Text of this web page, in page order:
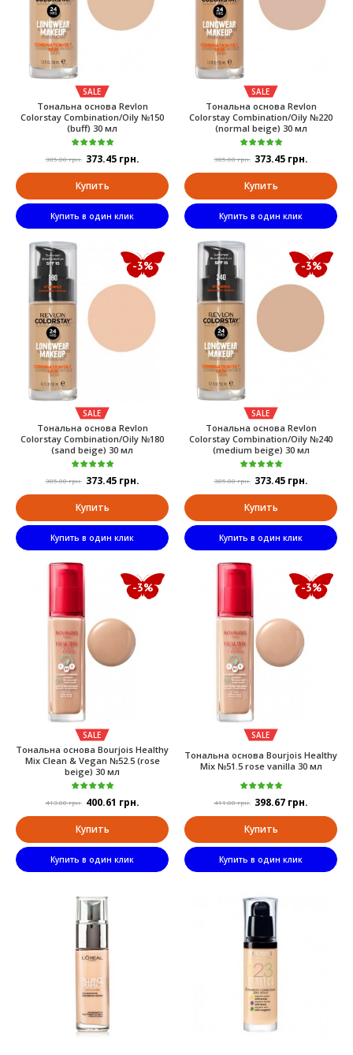
SALE
Тональна основа Revlon
Colorstay Combination/Oily №150
(buff) 30 мл
385.00 грн. 373.45 грн.
Купить
Купить в один клик
SALE
Тональна основа Revlon
Colorstay Combination/Oily №220
(normal beige) 30 мл
385.00 грн. 373.45 грн.
Купить
Купить в один клик
-3%
SALE
Тональна основа Revlon
Colorstay Combination/Oily №180
(sand beige) 30 мл
385.00 грн. 373.45 грн.
Купить
Купить в один клик
-3%
SALE
Тональна основа Revlon
Colorstay Combination/Oily №240
(medium beige) 30 мл
385.00 грн. 373.45 грн.
Купить
Купить в один клик
-3%
SALE
Тональна основа Bourjois Healthy
Mix Clean & Vegan №52.5 (rose
beige) 30 мл
413.00 грн. 400.61 грн.
Купить
Купить в один клик
-3%
SALE
Тональна основа Bourjois Healthy
Mix №51.5 rose vanilla 30 мл
411.00 грн. 398.67 грн.
Купить
Купить в один клик